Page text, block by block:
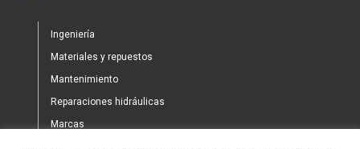
Ingeniería
Materiales y repuestos
Mantenimiento
Reparaciones hidráulicas
Marcas